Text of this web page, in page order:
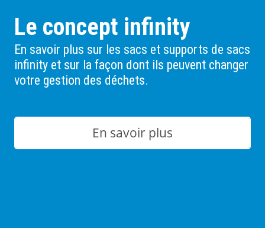
Le concept infinity
En savoir plus sur les sacs et supports de sacs
infinity et sur la façon dont ils peuvent changer
votre gestion des déchets.
En savoir plus